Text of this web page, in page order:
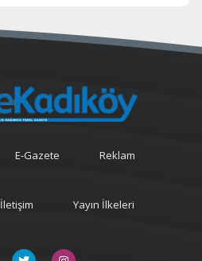
E-Gazete Reklam
İletişim Yayın İlkeleri